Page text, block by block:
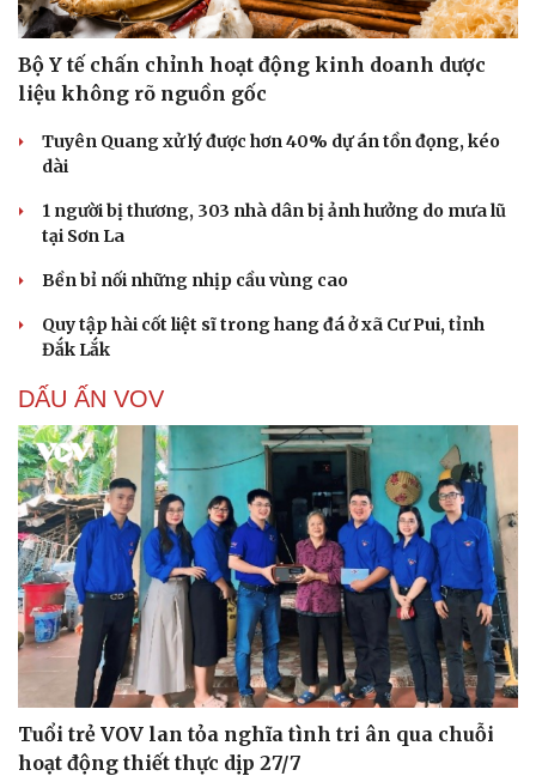
Bộ Y tế chấn chỉnh hoạt động kinh doanh dược
liệu không rõ nguồn gốc
Tuyên Quang xử lý được hơn 40% dự án tồn đọng, kéo
dài
1 người bị thương, 303 nhà dân bị ảnh hưởng do mưa lũ
tại Sơn La
Bền bỉ nối những nhịp cầu vùng cao
Quy tập hài cốt liệt sĩ trong hang đá ở xã Cư Pui, tỉnh
Đắk Lắk
DẤU ẤN VOV
Tuổi trẻ VOV lan tỏa nghĩa tình tri ân qua chuỗi
hoạt động thiết thực dịp 27/7